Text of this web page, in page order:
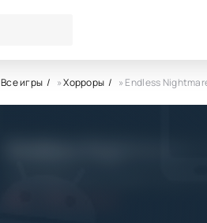
Все игры »Хорроры » Endless